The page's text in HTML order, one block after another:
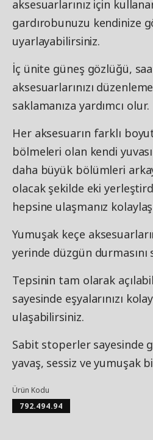
aksesuarlarınız için
gardırobunuzu kendinize
uyarlayabilirsiniz.
İç ünite güneş gözlüğü,
aksesuarlarınızı
saklamanıza yardımcı olur.
Her aksesuarın farklı
bölmeleri olan kendi yuvası
daha büyük bölümleri
olacak şekilde eki
hepsine ulaşmanız
Yumuşak keçe
yerinde düzgün durmasını
Tepsinin tam olarak
sayesinde eşyalarınızı
ulaşabilirsiniz.
Sabit stoperler sayesinde
yavaş, sessiz ve yumuşak
Ürün Kodu
792.494.94